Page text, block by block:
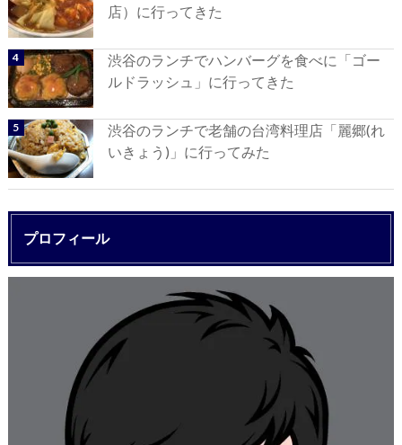
店）に行ってきた
渋谷のランチでハンバーグを食べに「ゴー
ルドラッシュ」に行ってきた
渋谷のランチで老舗の台湾料理店「麗郷(れ
いきょう)」に行ってみた
プロフィール